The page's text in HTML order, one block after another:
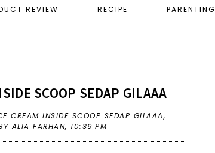
REVIEW RECIPE PARENTING
SCOOP SEDAP GILAAA
CREAM INSIDE SCOOP SEDAP GILAAA,
ALIA FARHAN, 10:39 PM